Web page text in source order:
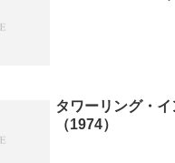
タワーリング・イ
（1974）